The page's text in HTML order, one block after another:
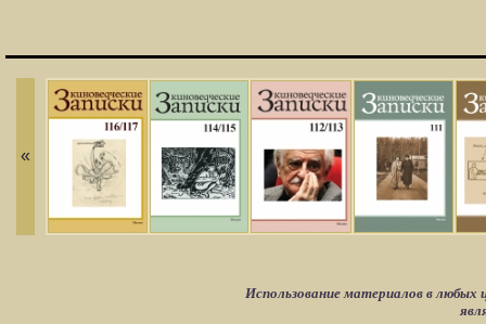
«
Использование материалов в любых